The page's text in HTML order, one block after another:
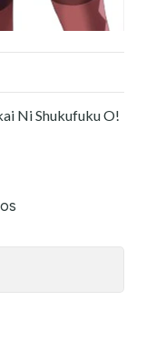
Ni Shukufuku O!